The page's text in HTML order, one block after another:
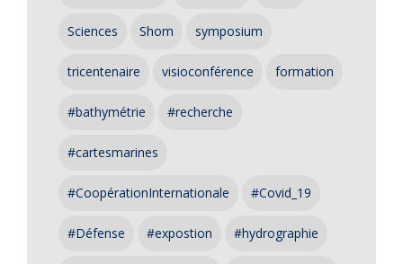
Sciences Shom symposium
tricentenaire visioconférence formation
#bathymétrie #recherche
#cartesmarines
#CoopérationInternationale #Covid_19
#Défense #expostion #hydrographie